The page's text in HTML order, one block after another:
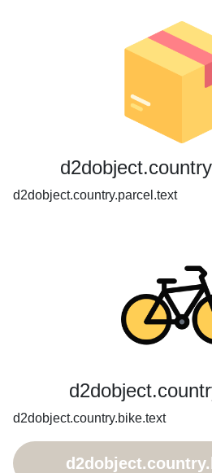
d2dobject.country.parcel.text
d2dobject.country.bike.text